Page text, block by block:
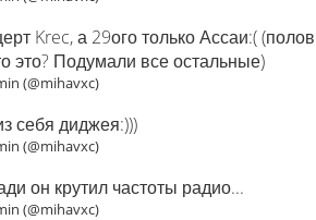
Krec, а 29ого только Ассаи:(
это? Подумали все остальные)
(@mihavxc)
себя диджея:)))
(@mihavxc)
он крутил частоты радио...
(@mihavxc)